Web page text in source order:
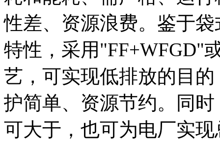
性差、资源浪费。鉴于
特性，采用"FF+WFGD"
艺，可实现低排放的目
护简单、资源节约。同
可大于，也可为电厂实